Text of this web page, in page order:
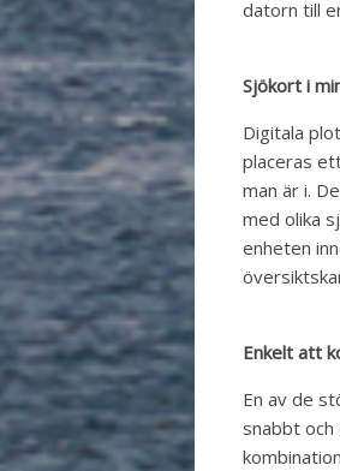
datorn till
Sjökort i
Digitala
placeras
man är i.
med olika
enheten
Enkelt att
En av de
snabbt och